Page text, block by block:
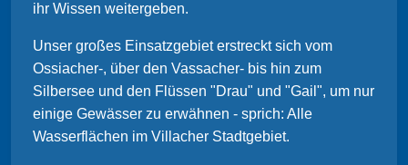
ihr Wissen weitergeben.
Unser großes Einsatzgebiet erstreckt sich vom
Ossiacher-, über den Vassacher- bis hin zum
Silbersee und den Flüssen "Drau" und "Gail", um nur
einige Gewässer zu erwähnen - sprich: Alle
Wasserflächen im Villacher Stadtgebiet.